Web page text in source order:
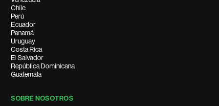
Chile
Perú
Ecuador
Panamá
Uruguay
Costa Rica
El Salvador
República Dominicana
Guatemala
SOBRE NOSOTROS